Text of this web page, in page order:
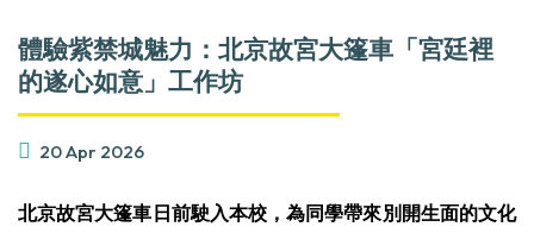
體驗紫禁城魅力：北京故宮大篷車「宮廷裡
的遂心如意」工作坊
20 Apr 2026
北京故宮大篷車日前駛入本校，為同學帶來別開生面的文化